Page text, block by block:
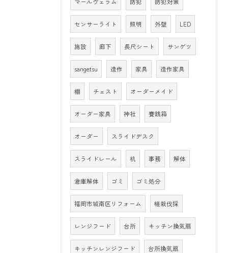
センサーライト 照明 外壁 LED
施設 廊下 長尺シート サンゲツ
sangetsu 造作 家具 造作家具
棚 チェスト オーダーメイド
オーダー家具 神社 賽銭箱
オーダー スライドデスク
スライドレール 机 事務 解体
倉庫解体 ゴミ ゴミ処分
福岡市城南区リフォーム 植栽伐採
レンジフード 台所 キッチン換気扇
キッチンレンジフード 台所換気扇